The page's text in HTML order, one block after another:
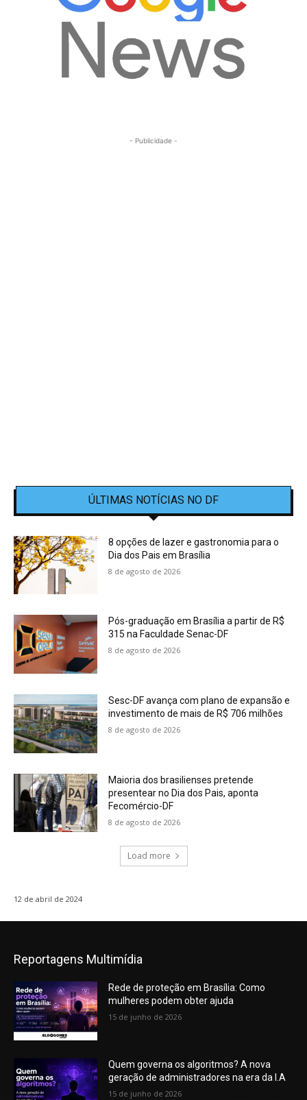
- Publicidade -
ÚLTIMAS NOTÍCIAS NO DF
8 opções de lazer e gastronomia para o
Dia dos Pais em Brasília
8 de agosto de 2026
Pós-graduação em Brasília a partir de R$
315 na Faculdade Senac-DF
8 de agosto de 2026
Sesc-DF avança com plano de expansão e
investimento de mais de R$ 706 milhões
8 de agosto de 2026
Maioria dos brasilienses pretende
presentear no Dia dos Pais, aponta
Fecomércio-DF
8 de agosto de 2026
Load more
12 de abril de 2024
Reportagens Multimídia
Rede de proteção em Brasília: Como
mulheres podem obter ajuda
15 de junho de 2026
Quem governa os algoritmos? A nova
geração de administradores na era da I.A
15 de junho de 2026